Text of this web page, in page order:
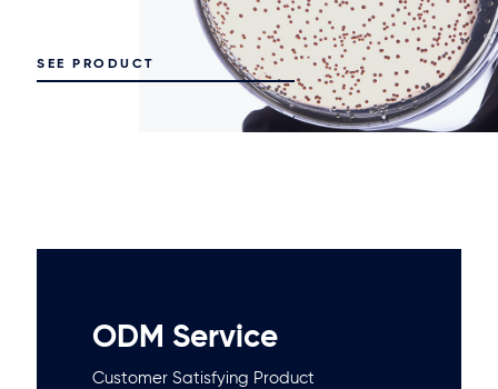
SEE PRODUCT
ODM Service
Customer Satisfying Product